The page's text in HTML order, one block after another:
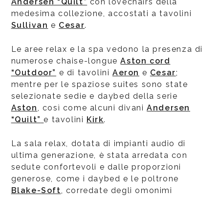
medesima collezione, accostati a tavolini
Sullivan e Cesar.
Le aree relax e la spa vedono la presenza di
numerose chaise-longueAston cord
“Outdoor” e di tavolini Aeron e Cesar;
mentre per le spaziose suites sono state
selezionate sedie e daybed della serie
Aston, così come alcuni divaniAndersen
“Quilt” e tavolini Kirk.
La sala relax, dotata di impianti audio di
ultima generazione, è stata arredata con
sedute confortevoli e dalle proporzioni
generose, come i daybed e le poltrone
Blake-Soft, corredate degli omonimi